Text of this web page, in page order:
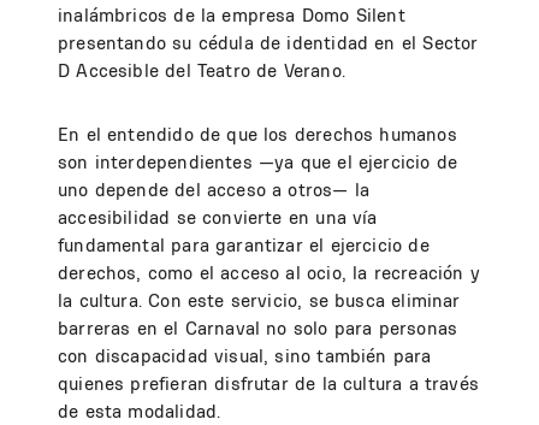
inalámbricos de la empresa Domo Silent
presentando su cédula de identidad en el Sector
D Accesible del Teatro de Verano.
En el entendido de que los derechos humanos
son interdependientes —ya que el ejercicio de
uno depende del acceso a otros— la
accesibilidad se convierte en una vía
fundamental para garantizar el ejercicio de
derechos, como el acceso al ocio, la recreación y
la cultura. Con este servicio, se busca eliminar
barreras en el Carnaval no solo para personas
con discapacidad visual, sino también para
quienes prefieran disfrutar de la cultura a través
de esta modalidad.